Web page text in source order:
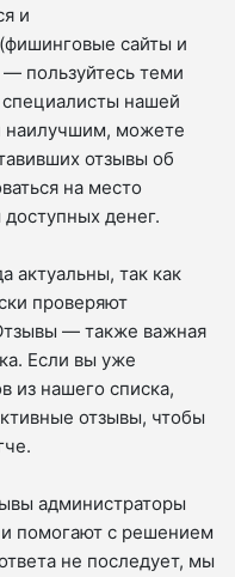
и
сайты и
пользуйтесь теми
нашей
можете
отзывы об
на место
денег.
актуальны, так как
проверяют
— также важная
Если вы уже
из нашего списка,
отзывы, чтобы
администраторы
помогают с решением
не последует, мы